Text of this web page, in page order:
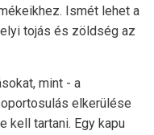
Ismét lehet a
tojás és zöldség az
mint - a
elkerülése
kell tartani. Egy kapu